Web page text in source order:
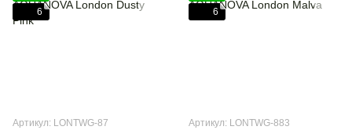
6
Артикул: LONTWG-87
6
Артикул: LONTWG-883